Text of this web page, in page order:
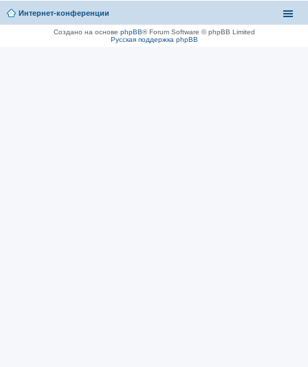
Интернет-конференции
Создано на основе phpBB® Forum Software © phpBB Limited
Русская поддержка phpBB